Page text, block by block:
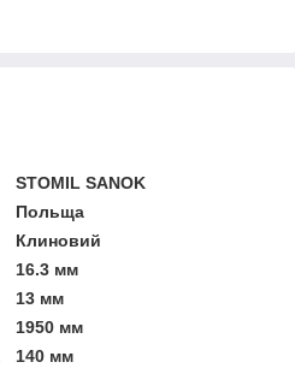
STOMIL SANOK
Польща
Клиновий
16.3 мм
13 мм
1950 мм
140 мм